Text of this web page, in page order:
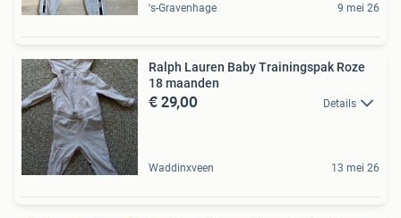
's-Gravenhage 9 mei 26
Ralph Lauren Baby Trainingspak Roze
18 maanden
€ 29,00 Details
Waddinxveen 13 mei 26